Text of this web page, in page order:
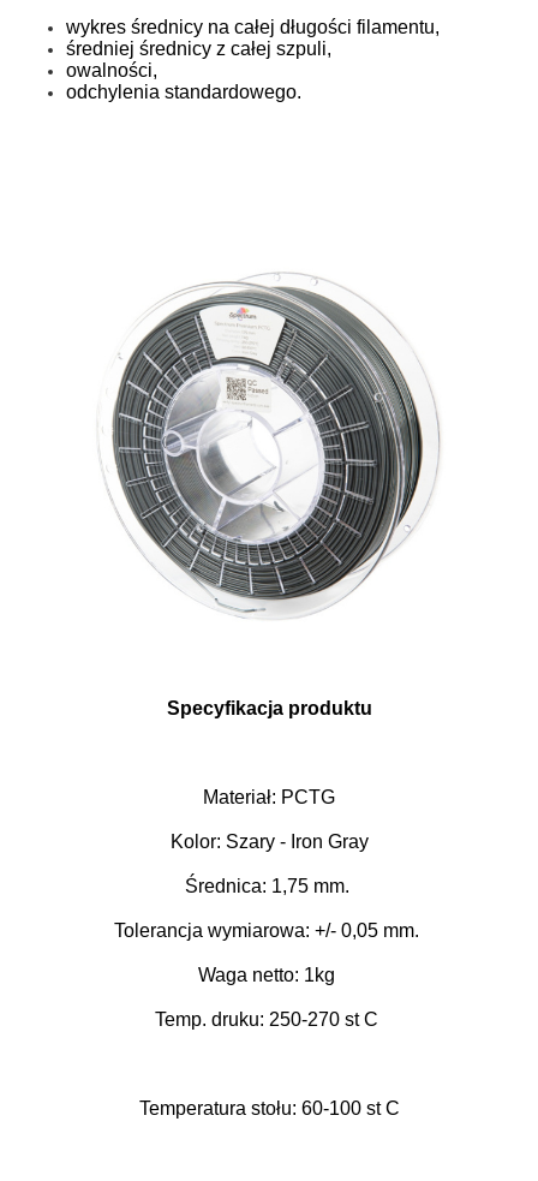
wykres średnicy na całej długości filamentu,
średniej średnicy z całej szpuli,
owalności,
odchylenia standardowego.
Specyfikacja produktu
Materiał: PCTG
Kolor: Szary - Iron Gray
Średnica: 1,75 mm.
Tolerancja wymiarowa: +/- 0,05 mm.
Waga netto: 1kg
Temp. druku: 250-270 st C
Temperatura stołu: 60-100 st C